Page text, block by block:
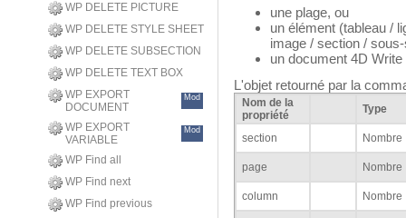
WP DELETE PICTURE
WP DELETE STYLE SHEET
WP DELETE SUBSECTION
WP DELETE TEXT BOX
WP EXPORT
DOCUMENT
Mod
WP EXPORT
VARIABLE
Mod
WP Find all
WP Find next
WP Find previous
une plage, ou
un élément (tableau /
image / section /
un document 4D Write
L'objet retourné par la
Nom de la
propriété
Type
section Nombre
page Nombre
column Nombre